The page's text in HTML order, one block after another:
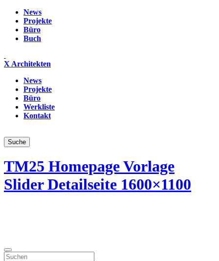
News
Projekte
Büro
Buch
X Architekten
News
Projekte
Büro
Werkliste
Kontakt
TM25 Homepage Vorlage
Slider Detailseite 1600×1100